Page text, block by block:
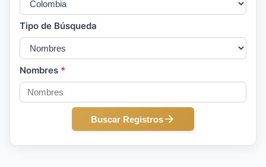
Tipo de Búsqueda
Nombres *
Buscar Registros